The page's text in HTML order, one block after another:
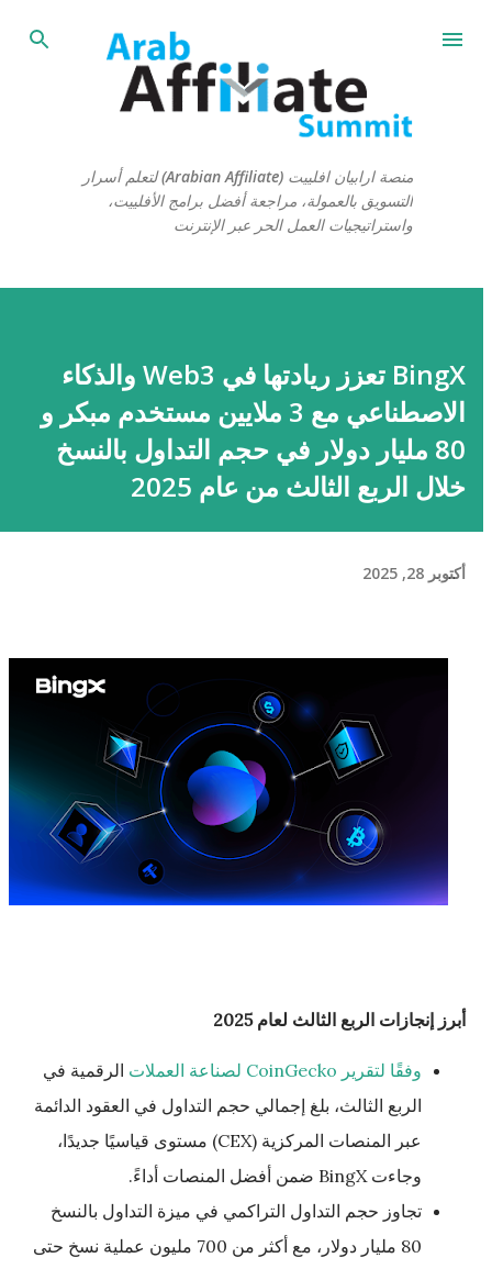
التخطي إلى المحتوى الرئيسي
منصة ارابيان افلييت (Arabian Affiliate) لتعلم أسرار
التسويق بالعمولة، مراجعة أفضل برامج الأفلييت،
واستراتيجيات العمل الحر عبر الإنترنت
BingX تعزز ريادتها في Web3 والذكاء
الاصطناعي مع 3 ملايين مستخدم مبكر و
80 مليار دولار في حجم التداول بالنسخ
خلال الربع الثالث من عام 2025
أكتوبر 28, 2025
أبرز إنجازات الربع الثالث لعام 2025
وفقًا لتقرير CoinGecko لصناعة العملات
الرقمية في
الربع الثالث، بلغ إجمالي حجم التداول في العقود الدائمة
عبر المنصات المركزية (CEX) مستوى قياسيًا جديدًا،
وجاءت BingX ضمن أفضل المنصات أداءً.
تجاوز حجم التداول التراكمي في ميزة التداول بالنسخ
80 مليار دولار، مع أكثر من 700 مليون عملية نسخ حتى